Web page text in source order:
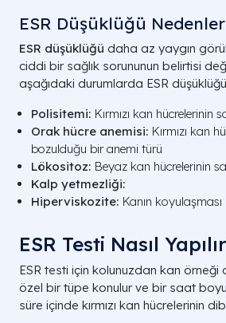
ESR Düşüklüğü
ESR düşüklüğü daha az yaygın
ciddi bir sağlık sorununun belirtisi
aşağıdaki durumlarda ESR
Polisitemi: Kırmızı kan hücrelerinin
Orak hücre anemisi: Kırmızı kan
bozulduğu bir anemi türü
Lökositoz: Beyaz kan hücrelerinin
Kalp yetmezliği:
Hiperviskozite: Kanın koyulaşması
ESR Testi Nasıl
ESR testi için kolunuzdan kan örneği
özel bir tüpe konulur ve bir saat
süre içinde kırmızı kan hücrelerinin